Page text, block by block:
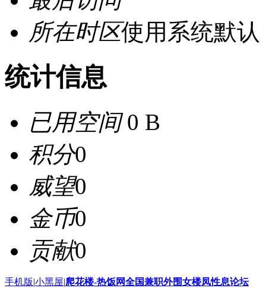
所在时区使用系统默认
统计信息
已用空间0 B
积分0
威望0
金币0
贡献0
手机版|小黑屋|爬花楼-热饭网全国兼职外围女楼凤性息论坛